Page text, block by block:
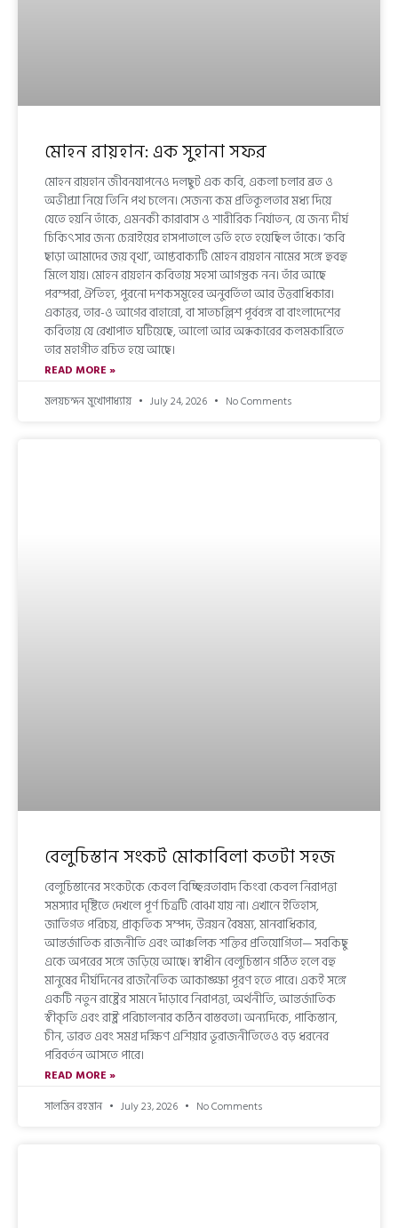
মোহন রায়হান: এক সুহানা সফর
মোহন রায়হান জীবনযাপনেও দলছুট এক কবি, একলা চলার ব্রত ও
অভীপ্সা নিয়ে তিনি পথ চলেন। সেজন্য কম প্রতিকূলতার মধ্য দিয়ে
যেতে হয়নি তাঁকে, এমনকী কারাবাস ও শারীরিক নির্যাতন, যে জন্য দীর্ঘ
চিকিৎসার জন্য চেন্নাইয়ের হাসপাতালে ভর্তি হতে হয়েছিল তাঁকে। ‘কবি
ছাড়া আমাদের জয় বৃথা’, আপ্তবাক্যটি মোহন রায়হান নামের সঙ্গে হুবহু
মিলে যায়। মোহন রায়হান কবিতায় সহসা আগন্তুক নন। তাঁর আছে
পরম্পরা, ঐতিহ্য, পুরনো দশকসমূহের অনুবর্তিতা আর উত্তরাধিকার।
একাত্তর, তার-ও আগের বাহান্নো, বা সাতচল্লিশ পূর্ববঙ্গ বা বাংলাদেশের
কবিতায় যে রেখাপাত ঘটিয়েছে, আলো আর অন্ধকারের কলমকারিতে
তার মহাগীত রচিত হয়ে আছে।
READ MORE »
মলয়চন্দন মুখোপাধ্যায়
July 24, 2026 No Comments
বেলুচিস্তান সংকট মোকাবিলা কতটা সহজ
বেলুচিস্তানের সংকটকে কেবল বিচ্ছিন্নতাবাদ কিংবা কেবল নিরাপত্তা
সমস্যার দৃষ্টিতে দেখলে পূর্ণ চিত্রটি বোঝা যায় না। এখানে ইতিহাস,
জাতিগত পরিচয়, প্রাকৃতিক সম্পদ, উন্নয়ন বৈষম্য, মানবাধিকার,
আন্তর্জাতিক রাজনীতি এবং আঞ্চলিক শক্তির প্রতিযোগিতা— সবকিছু
একে অপরের সঙ্গে জড়িয়ে আছে। স্বাধীন বেলুচিস্তান গঠিত হলে বহু
মানুষের দীর্ঘদিনের রাজনৈতিক আকাঙ্ক্ষা পূরণ হতে পারে। একই সঙ্গে
একটি নতুন রাষ্ট্রের সামনে দাঁড়াবে নিরাপত্তা, অর্থনীতি, আন্তর্জাতিক
স্বীকৃতি এবং রাষ্ট্র পরিচালনার কঠিন বাস্তবতা। অন্যদিকে, পাকিস্তান,
চীন, ভারত এবং সমগ্র দক্ষিণ এশিয়ার ভূরাজনীতিতেও বড় ধরনের
পরিবর্তন আসতে পারে।
READ MORE »
সালমিন রহমান
July 23, 2026 No Comments